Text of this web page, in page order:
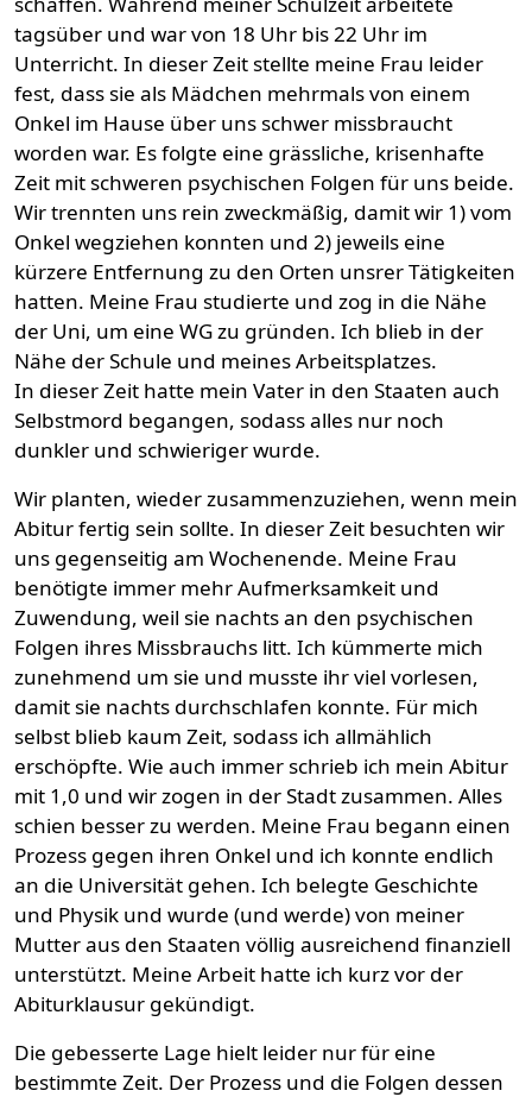
tagsüber und war von 18 Uhr bis 22 Uhr im
Unterricht. In dieser Zeit stellte meine Frau leider
fest, dass sie als Mädchen mehrmals von einem
Onkel im Hause über uns schwer missbraucht
worden war. Es folgte eine grässliche, krisenhafte
Zeit mit schweren psychischen Folgen für uns beide.
Wir trennten uns rein zweckmäßig, damit wir 1) vom
Onkel wegziehen konnten und 2) jeweils eine
kürzere Entfernung zu den Orten unsrer Tätigkeiten
hatten. Meine Frau studierte und zog in die Nähe
der Uni, um eine WG zu gründen. Ich blieb in der
Nähe der Schule und meines Arbeitsplatzes.
In dieser Zeit hatte mein Vater in den Staaten auch
Selbstmord begangen, sodass alles nur noch
dunkler und schwieriger wurde.
Wir planten, wieder zusammenzuziehen, wenn mein
Abitur fertig sein sollte. In dieser Zeit besuchten wir
uns gegenseitig am Wochenende. Meine Frau
benötigte immer mehr Aufmerksamkeit und
Zuwendung, weil sie nachts an den psychischen
Folgen ihres Missbrauchs litt. Ich kümmerte mich
zunehmend um sie und musste ihr viel vorlesen,
damit sie nachts durchschlafen konnte. Für mich
selbst blieb kaum Zeit, sodass ich allmählich
erschöpfte. Wie auch immer schrieb ich mein Abitur
mit 1,0 und wir zogen in der Stadt zusammen. Alles
schien besser zu werden. Meine Frau begann einen
Prozess gegen ihren Onkel und ich konnte endlich
an die Universität gehen. Ich belegte Geschichte
und Physik und wurde (und werde) von meiner
Mutter aus den Staaten völlig ausreichend finanziell
unterstützt. Meine Arbeit hatte ich kurz vor der
Abiturklausur gekündigt.
Die gebesserte Lage hielt leider nur für eine
bestimmte Zeit. Der Prozess und die Folgen dessen